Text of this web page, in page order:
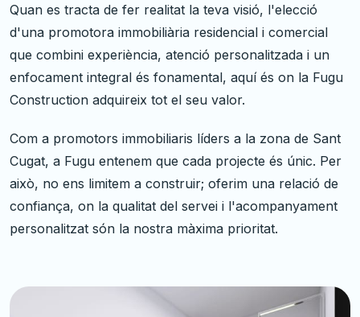
Quan es tracta de fer realitat la teva visió, l'elecció
d'una promotora immobiliària residencial i comercial
que combini experiència, atenció personalitzada i un
enfocament integral és fonamental, aquí és on la Fugu
Construction adquireix tot el seu valor.
Com a promotors immobiliaris líders a la zona de Sant
Cugat, a Fugu entenem que cada projecte és únic. Per
això, no ens limitem a construir; oferim una relació de
confiança, on la qualitat del servei i l'acompanyament
personalitzat són la nostra màxima prioritat.